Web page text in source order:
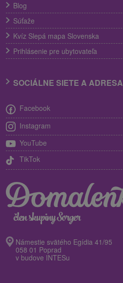
Blog
Súťaže
Kvíz Slepá mapa Slovenska
Prihlásenie pre ubytovateľa
SOCIÁLNE SIETE A ADRESA
Facebook
Instagram
YouTube
TikTok
Námestie svätého Egídia 41/95
058 01 Poprad
v budove INTESu